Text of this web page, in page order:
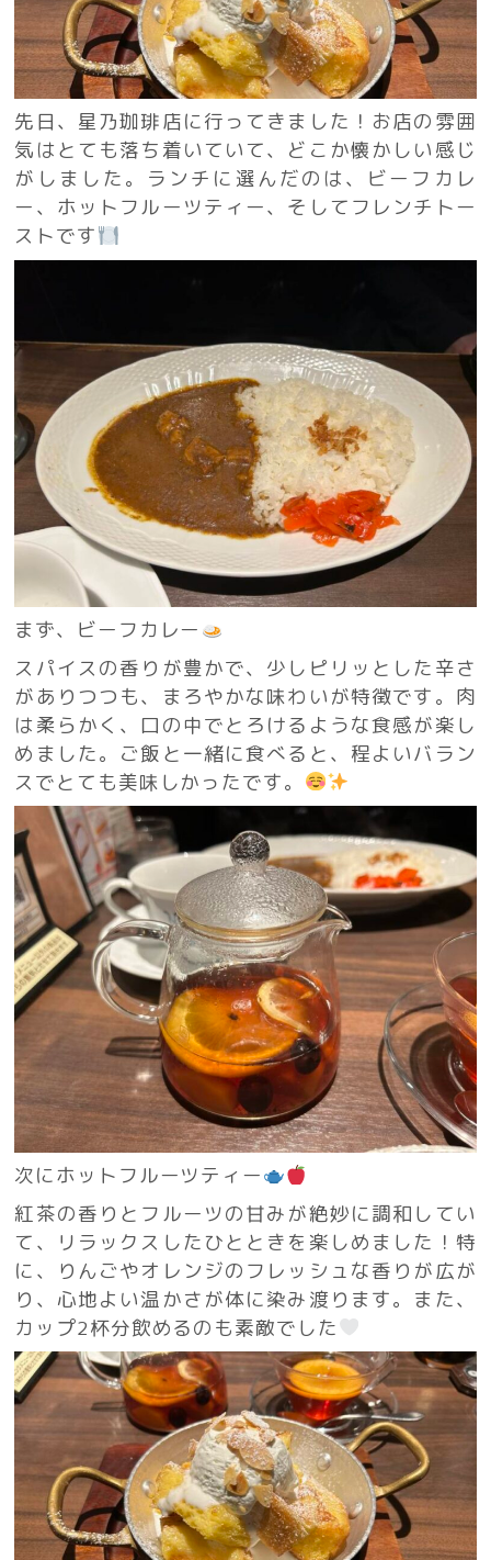
先日、星乃珈琲店に行ってきました！お店の雰囲
気はとても落ち着いていて、どこか懐かしい感じ
がしました。ランチに選んだのは、ビーフカレ
ー、ホットフルーツティー、そしてフレンチトー
ストです
まず、ビーフカレー
スパイスの香りが豊かで、少しピリッとした辛さ
がありつつも、まろやかな味わいが特徴です。肉
は柔らかく、口の中でとろけるような食感が楽し
めました。ご飯と一緒に食べると、程よいバラン
スでとても美味しかったです。
次にホットフルーツティー
紅茶の香りとフルーツの甘みが絶妙に調和してい
て、リラックスしたひとときを楽しめました！特
に、りんごやオレンジのフレッシュな香りが広が
り、心地よい温かさが体に染み渡ります。また、
カップ2杯分飲めるのも素敵でした